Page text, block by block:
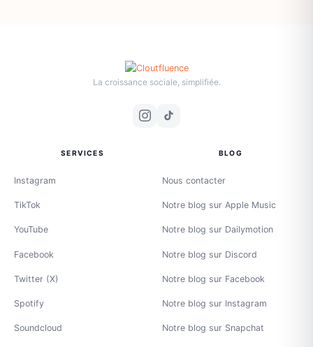
La croissance sociale, simplifiée.
SERVICES
Instagram
TikTok
YouTube
Facebook
Twitter (X)
Spotify
Soundcloud
BLOG
Nous contacter
Notre blog sur Apple Music
Notre blog sur Dailymotion
Notre blog sur Discord
Notre blog sur Facebook
Notre blog sur Instagram
Notre blog sur Snapchat